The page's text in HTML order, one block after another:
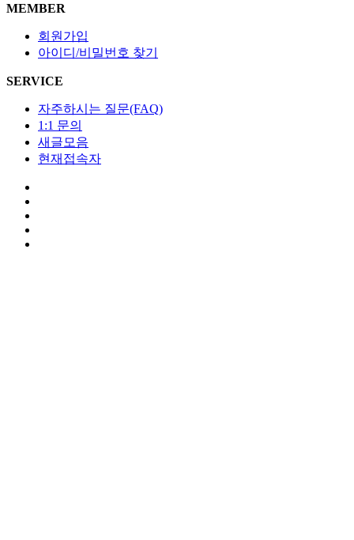
MEMBER
회원가입
아이디/비밀번호 찾기
SERVICE
자주하시는 질문(FAQ)
1:1 문의
새글모음
현재접속자